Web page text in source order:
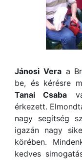
Jánosi Veraa
be, és kérésre
Tanai Csaba
érkezett.
nagy segítség
igazán nagy
körében.
kedves